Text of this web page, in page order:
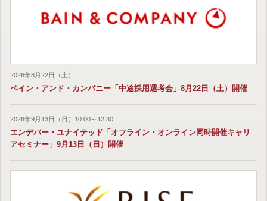
2026年8月22日（土）
ベイン・アンド・カンパニー「中途採用選考会」8月22日（土）開催
2026年9月13日（日）10:00～12:30
エンデバー・ユナイテッド「オフライン・オンライン同時開催キャリ
アセミナー」9月13日（日）開催